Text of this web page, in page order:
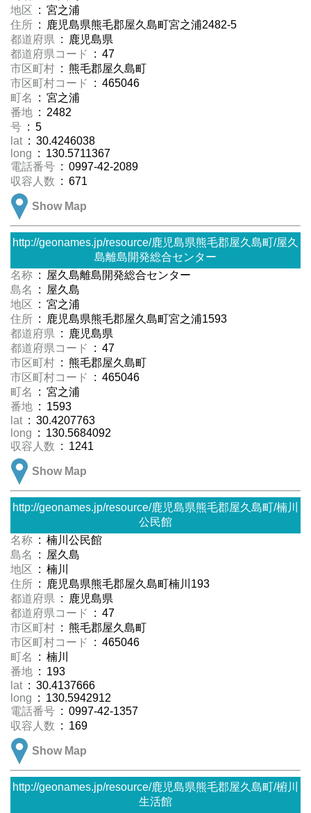
地区 : 宮之浦
住所 : 鹿児島県熊毛郡屋久島町宮之浦2482-5
都道府県 : 鹿児島県
都道府県コード
: 47
市区町村 : 熊毛郡屋久島町
市区町村コード
: 465046
町名
: 宮之浦
番地 : 2482
号 : 5
lat : 30.4246038
long : 130.5711367
電話番号 : 0997-42-2089
収容人数 : 671
Show Map
http://geonames.jp/resource/鹿児島県熊毛郡屋久島町/屋久
島離島開発総合センター
名称 : 屋久島離島開発総合センター
島名
: 屋久島
地区 : 宮之浦
住所 : 鹿児島県熊毛郡屋久島町宮之浦1593
都道府県 : 鹿児島県
都道府県コード
: 47
市区町村 : 熊毛郡屋久島町
市区町村コード
: 465046
町名
: 宮之浦
番地 : 1593
lat : 30.4207763
long : 130.5684092
収容人数 : 1241
Show Map
http://geonames.jp/resource/鹿児島県熊毛郡屋久島町/楠川
公民館
名称 : 楠川公民館
島名
: 屋久島
地区 : 楠川
住所 : 鹿児島県熊毛郡屋久島町楠川193
都道府県 : 鹿児島県
都道府県コード
: 47
市区町村 : 熊毛郡屋久島町
市区町村コード
: 465046
町名
: 楠川
番地 : 193
lat : 30.4137666
long : 130.5942912
電話番号 : 0997-42-1357
収容人数 : 169
Show Map
http://geonames.jp/resource/鹿児島県熊毛郡屋久島町/椨川
生活館